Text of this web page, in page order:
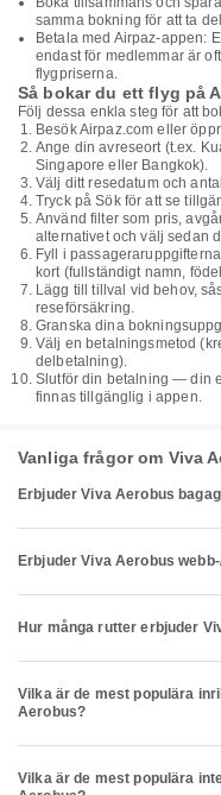
samma bokning för att ta
Betala med Airpaz-appen:
endast för medlemmar är
flygpriserna.
Så bokar du ett flyg på
Följ dessa enkla steg för att
Besök Airpaz.com eller
Ange din avreseort (t.ex.
Singapore eller Bangkok).
Välj ditt resedatum och
Tryck på Sök för att se
Använd filter som pris,
alternativet och välj sedan
Fyll i
kort (fullständigt namn,
Lägg till tillval vid behov,
reseförsäkring.
Granska dina
Välj en betalningsmetod
delbetalning).
Slutför din betalning — din
finnas tillgänglig i appen.
Vanliga frågor om Viva
Erbjuder Viva Aerobus
Erbjuder Viva Aerobus
Hur många rutter erbjuder
Vilka är de mest populära
Aerobus?
Vilka är de mest populära